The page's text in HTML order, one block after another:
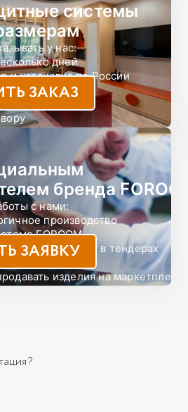
системы
у нас:
дней
и установка по России
магазинов
ЗАКАЗ
бренда
с нами:
производство
FOROOM
участие в тендерах
рынков сбыта
изделия на
ЗАЯВКУ